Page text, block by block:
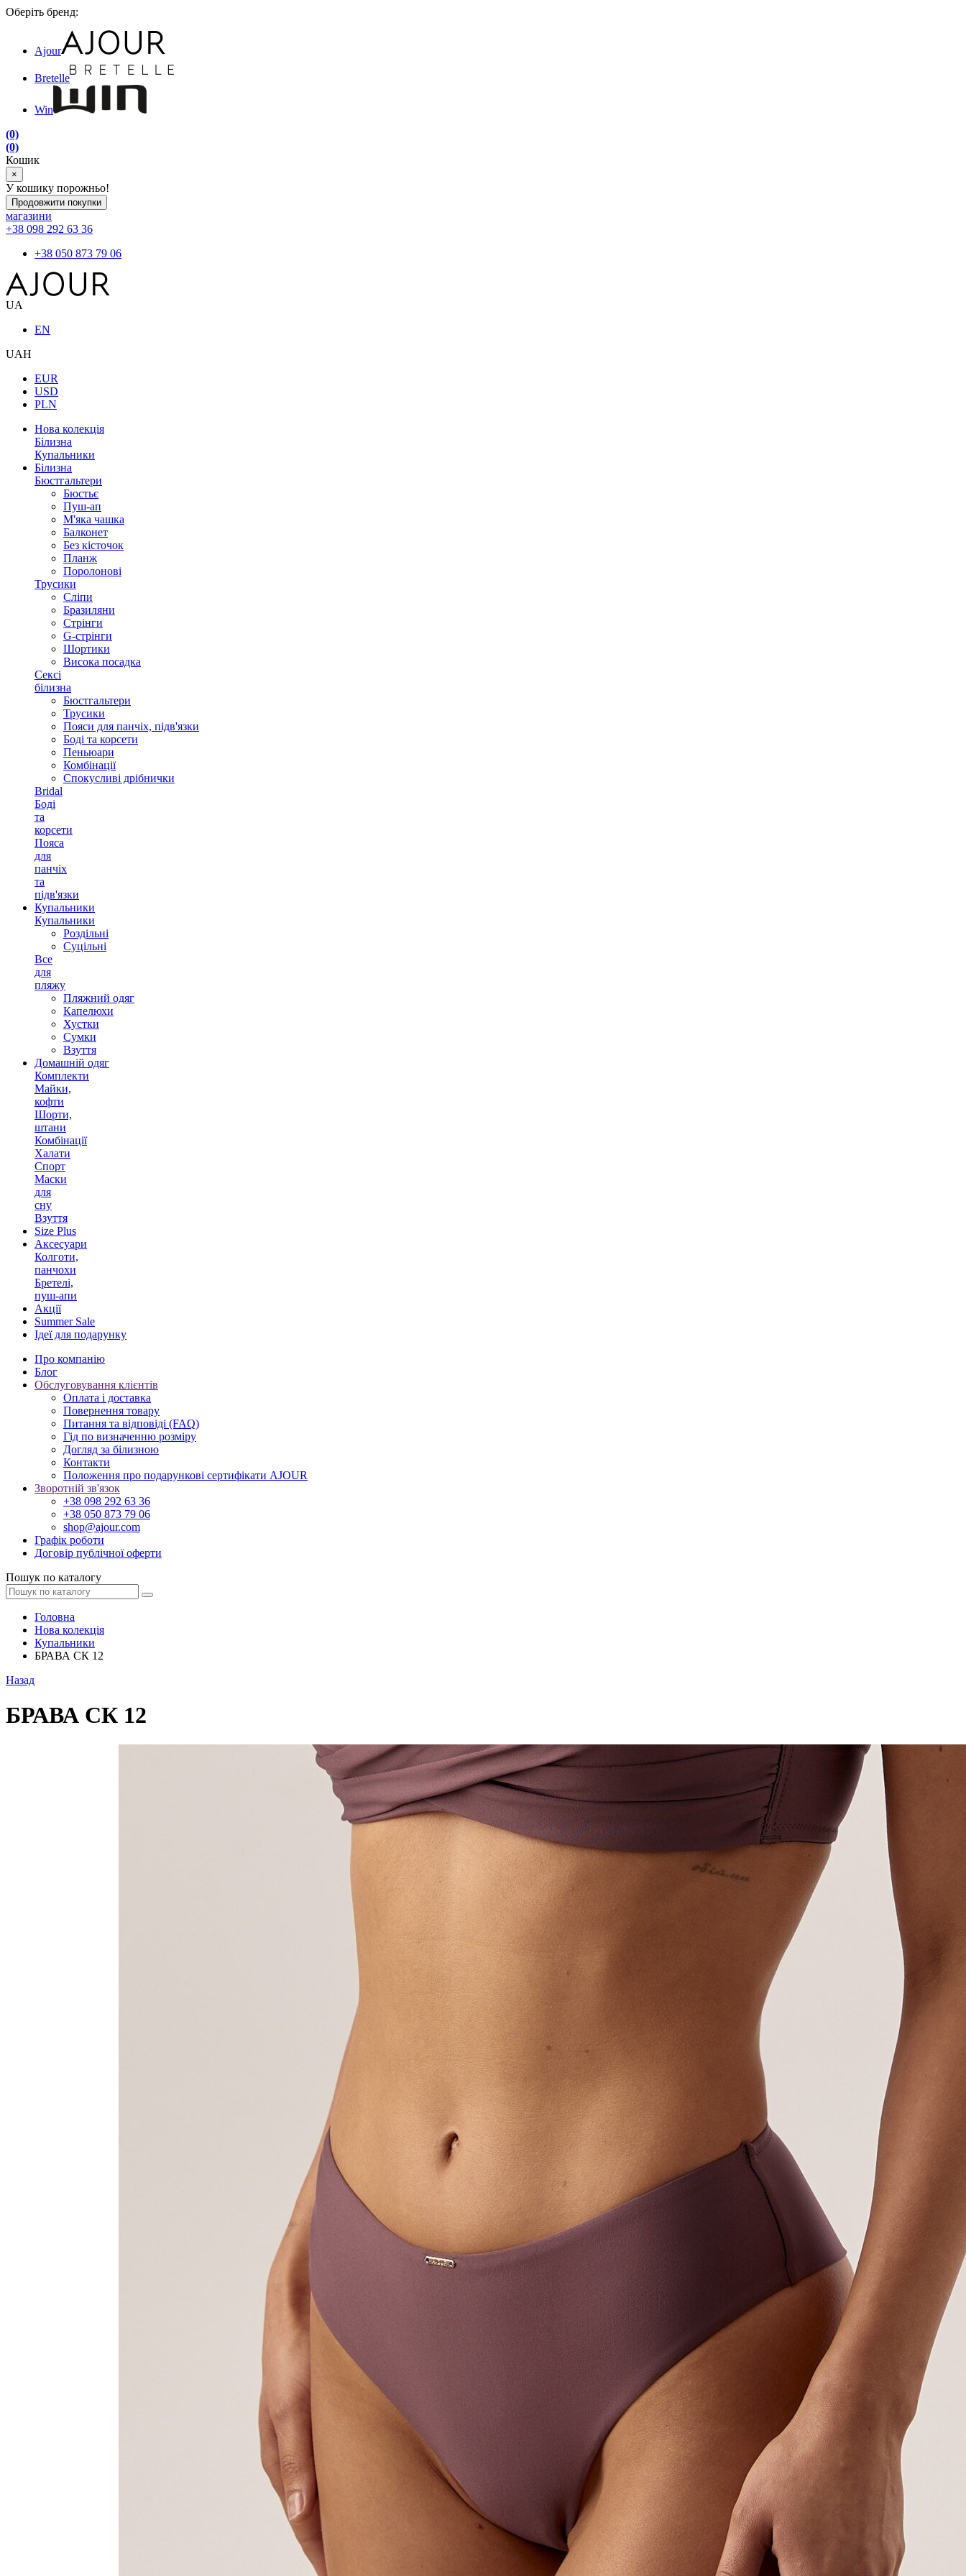
Оберіть бренд:
Ajour
Bretelle
Win
(0)
(0)
Кошик
×
У кошику порожньо!
Продовжити покупки
магазини
+38 098 292 63 36
+38 050 873 79 06
UA
EN
UAH
EUR
USD
PLN
Нова колекція
Білизна
Купальники
Білизна
Бюстгальтери
Бюстьє
Пуш-ап
М'яка чашка
Балконет
Без кісточок
Планж
Поролонові
Трусики
Сліпи
Бразиляни
Стрінги
G-стрінги
Шортики
Висока посадка
Сексі
білизна
Бюстгальтери
Трусики
Пояси для панчіх, підв'язки
Боді та корсети
Пеньюари
Комбінації
Спокусливі дрібнички
Bridal
Боді
та
корсети
Пояса
для
панчіх
та
підв'язки
Купальники
Купальники
Роздільні
Суцільні
Все
для
пляжу
Пляжний одяг
Капелюхи
Хустки
Сумки
Взуття
Домашній одяг
Комплекти
Майки,
кофти
Шорти,
штани
Комбінації
Халати
Спорт
Маски
для
сну
Взуття
Size Plus
Аксесуари
Колготи,
панчохи
Бретелі,
пуш-апи
Акції
Summer Sale
Ідеї для подарунку
Про компанію
Блог
Обслуговування клієнтів
Оплата і доставка
Повернення товару
Питання та відповіді (FAQ)
Гід по визначенню розміру
Догляд за білизною
Контакти
Положення про подарункові сертифікати AJOUR
Зворотній зв'язок
+38 098 292 63 36
+38 050 873 79 06
shop@ajour.com
Графік роботи
Договір публічної оферти
Пошук по каталогу
Головна
Нова колекція
Купальники
БРАВА СК 12
Назад
БРАВА СК 12